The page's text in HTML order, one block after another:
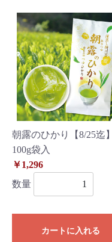
朝露のひかり【8/25迄】
100g袋入
￥1,296
数量
カートに入れる